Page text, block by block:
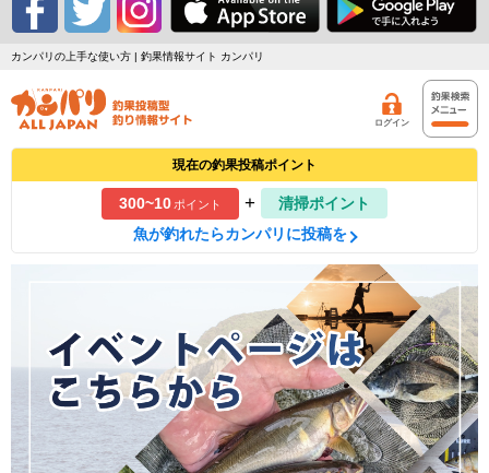
カンパリの上手な使い方 | 釣果情報サイト カンパリ
ログイン
現在の釣果投稿ポイント
300~10ポイント +
清掃ポイント
魚が釣れたらカンパリに投稿を